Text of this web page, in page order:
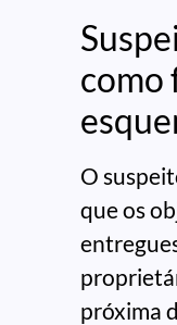
como
O
que os
próxima